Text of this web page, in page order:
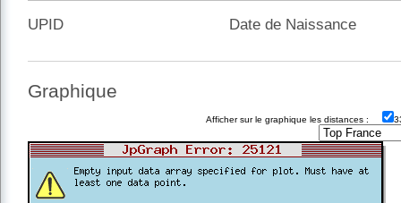
UPID Date de Naissance
Graphique
Afficher sur le graphique les distances :